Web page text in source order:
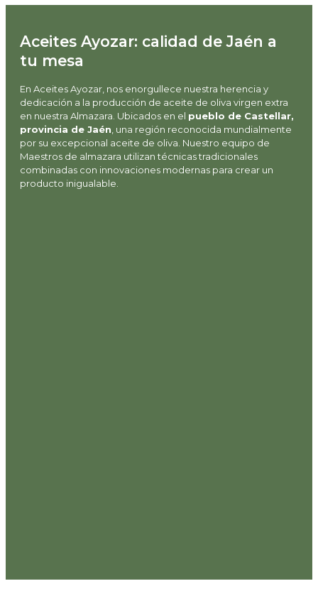
Aceites Ayozar: calidad de Jaén a
tu mesa
En Aceites Ayozar, nos enorgullece nuestra herencia y
dedicación a la producción de aceite de oliva virgen extra
en nuestra Almazara. Ubicados en el pueblo de Castellar,
provincia de Jaén, una región reconocida mundialmente
por su excepcional aceite de oliva. Nuestro equipo de
Maestros de almazara utilizan técnicas tradicionales
combinadas con innovaciones modernas para crear un
producto inigualable.